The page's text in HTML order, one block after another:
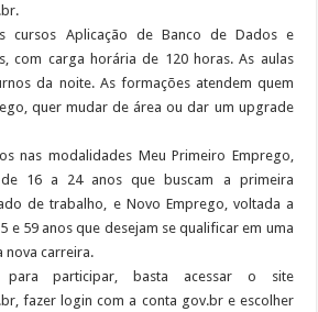
cursos Aplicação de Banco de Dados e
com carga horária de 120 horas. As aulas
da noite. As formações atendem quem
quer mudar de área ou dar um upgrade
nas modalidades Meu Primeiro Emprego,
16 a 24 anos que buscam a primeira
de trabalho, e Novo Emprego, voltada a
e 59 anos que desejam se qualificar em uma
nova carreira.
para participar, basta acessar o site
fazer login com a conta gov.br e escolher